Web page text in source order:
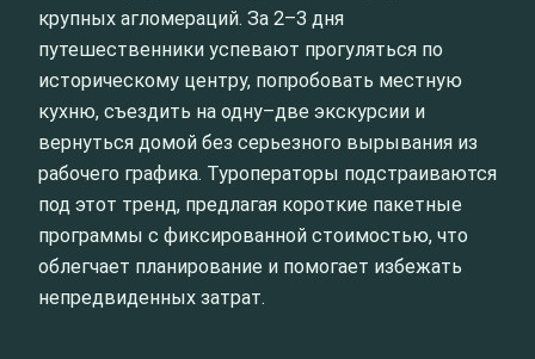
крупных агломераций. За 2–3 дня
путешественники успевают прогуляться по
историческому центру, попробовать местную
кухню, съездить на одну–две экскурсии и
вернуться домой без серьезного вырывания из
рабочего графика. Туроператоры подстраиваются
под этот тренд, предлагая короткие пакетные
программы с фиксированной стоимостью, что
облегчает планирование и помогает избежать
непредвиденных затрат.